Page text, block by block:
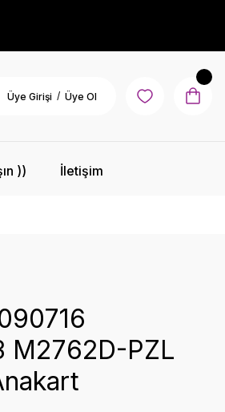
Üye Girişi / Üye Ol
)) İletişim
M2762D-PZL